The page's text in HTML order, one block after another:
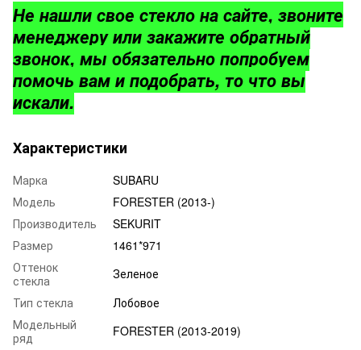
Не нашли свое стекло на сайте, звоните
менеджеру или закажите обратный
звонок, мы обязательно попробуем
помочь вам и подобрать, то что вы
искали.
Характеристики
Марка
SUBARU
Модель
FORESTER (2013-)
Производитель
SEKURIT
Размер
1461*971
Оттенок
стекла
Зеленое
Тип стекла
Лобовое
Модельный
ряд
FORESTER (2013-2019)